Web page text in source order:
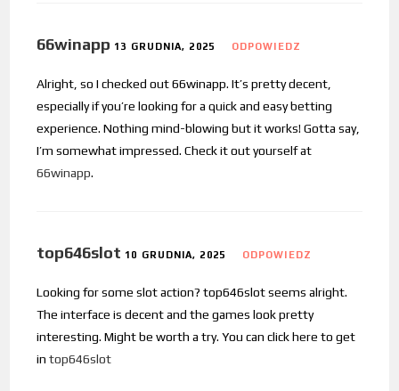
66winapp 13 GRUDNIA, 2025 ODPOWIEDZ
Alright, so I checked out 66winapp. It’s pretty decent,
especially if you’re looking for a quick and easy betting
experience. Nothing mind-blowing but it works! Gotta say,
I’m somewhat impressed. Check it out yourself at
66winapp.
top646slot 10 GRUDNIA, 2025 ODPOWIEDZ
Looking for some slot action? top646slot seems alright.
The interface is decent and the games look pretty
interesting. Might be worth a try. You can click here to get
intop646slot